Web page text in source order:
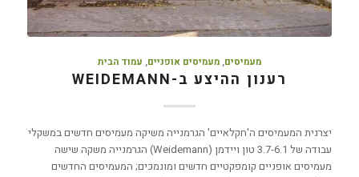
מעמיסים, מעמיסים אופניים, עמוד הבית
רענון ההיצע ב-WEIDEMANN
יצרנית המעמיסים ה'חקלאיים' הגרמנייה משיקה מעמיסים חדשים במשקלי
עבודה של 3.7-6.1 טון ויידמן (Weidemann) הגרמנייה משקה שישה
מעמיסים אופניים קומפקטיים חדשים ומונמכים; המעמיסים החדשים